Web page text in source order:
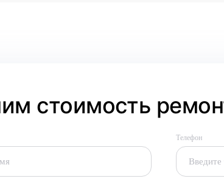
стоимость
Телефон